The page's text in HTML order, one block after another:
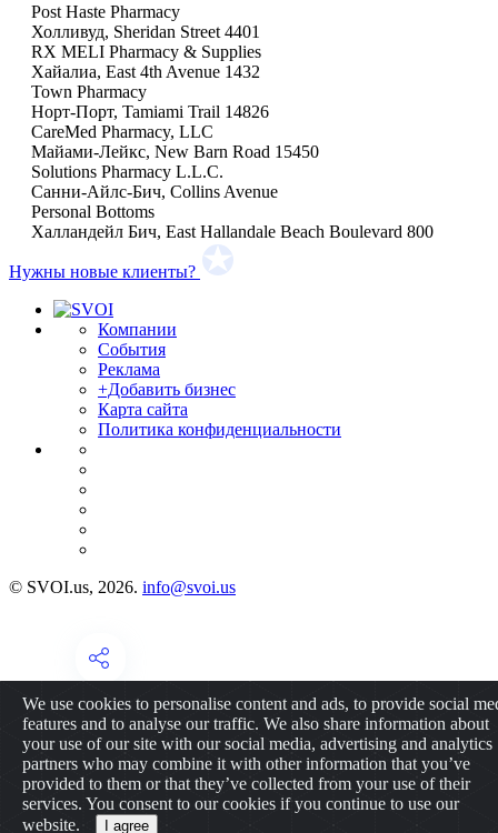
Post Haste Pharmacy
Холливуд, Sheridan Street 4401
RX MELI Pharmacy & Supplies
Хайалиа, East 4th Avenue 1432
Town Pharmacy
Норт-Порт, Tamiami Trail 14826
CareMed Pharmacy, LLC
Майами-Лейкс, New Barn Road 15450
Solutions Pharmacy L.L.C.
Санни-Айлс-Бич, Collins Avenue
Personal Bottoms
Халландейл Бич, East Hallandale Beach Boulevard 800
Нужны новые клиенты?
Компании
События
Реклама
+Добавить бизнес
Карта сайта
Политика конфиденциальности
© SVOI.us, 2026. info@svoi.us
We use cookies to personalise content and ads, to provide social
features and to analyse our traffic. We also share information about
your use of our site with our social media, advertising and analytics
partners who may combine it with other information that you’ve
provided to them or that they’ve collected from your use of their
services. You consent to our cookies if you continue to use our
website.
I agree